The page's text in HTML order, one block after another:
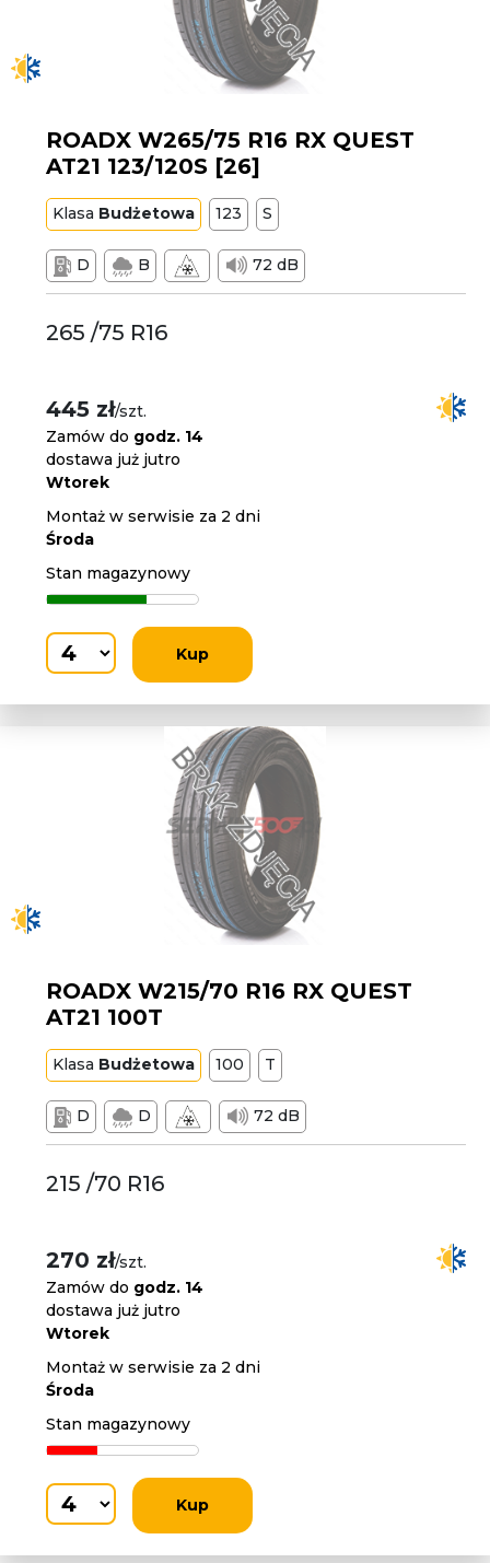
ROADX W265/75 R16 RX QUEST
AT21 123/120S [26]
Klasa Budżetowa 123 S
D B 72 dB
265 /75 R16
445 zł/szt.
Zamów do godz. 14
dostawa już jutro
Wtorek
Montaż w serwisie za 2 dni
Środa
Stan magazynowy
Kup
ROADX W215/70 R16 RX QUEST
AT21 100T
Klasa Budżetowa 100 T
D D 72 dB
215 /70 R16
270 zł/szt.
Zamów do godz. 14
dostawa już jutro
Wtorek
Montaż w serwisie za 2 dni
Środa
Stan magazynowy
Kup